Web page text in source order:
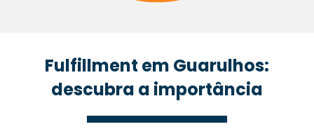
Fulfillment em Guarulhos:
descubra a importância